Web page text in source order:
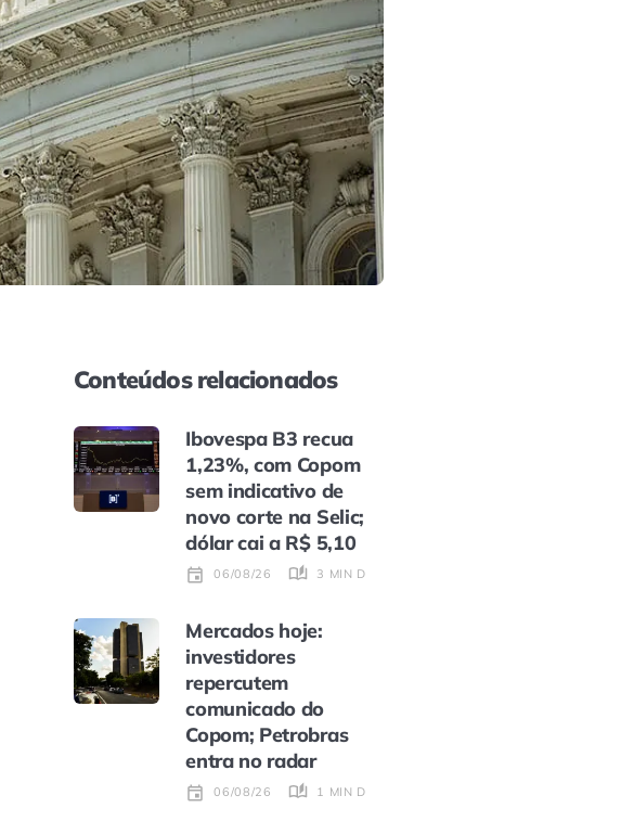
Conteúdos relacionados
Ibovespa B3 recua
1,23%, com Copom
sem indicativo de
novo corte na Selic;
dólar cai a R$ 5,10
06/08/26 3 MIN DE LEITURA
Mercados hoje:
investidores
repercutem
comunicado do
Copom; Petrobras
entra no radar
06/08/26 1 MIN DE LEITURA